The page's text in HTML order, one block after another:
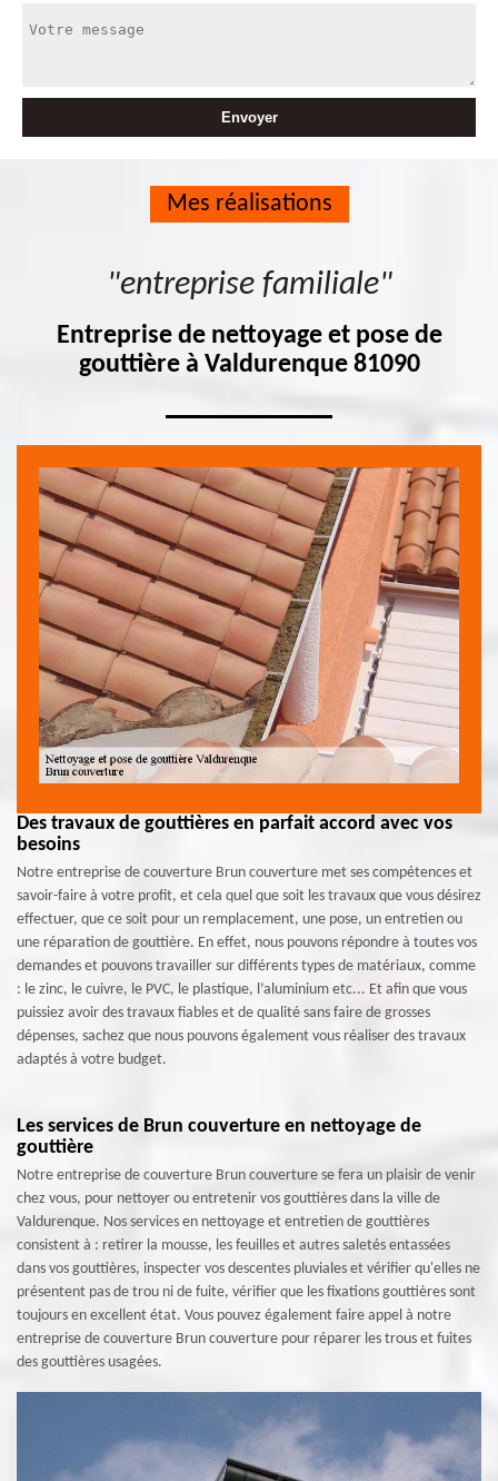
Mes réalisations
"entreprise familiale"
Entreprise de nettoyage et pose de
gouttière à Valdurenque 81090
Des travaux de gouttières en parfait accord avec vos
besoins
Notre entreprise de couverture Brun couverture met ses compétences et
savoir-faire à votre profit, et cela quel que soit les travaux que vous désirez
effectuer, que ce soit pour un remplacement, une pose, un entretien ou
une réparation de gouttière. En effet, nous pouvons répondre à toutes vos
demandes et pouvons travailler sur différents types de matériaux, comme
: le zinc, le cuivre, le PVC, le plastique, l’aluminium etc... Et afin que vous
puissiez avoir des travaux fiables et de qualité sans faire de grosses
dépenses, sachez que nous pouvons également vous réaliser des travaux
adaptés à votre budget.
Les services de Brun couverture en nettoyage de
gouttière
Notre entreprise de couverture Brun couverture se fera un plaisir de venir
chez vous, pour nettoyer ou entretenir vos gouttières dans la ville de
Valdurenque. Nos services en nettoyage et entretien de gouttières
consistent à : retirer la mousse, les feuilles et autres saletés entassées
dans vos gouttières, inspecter vos descentes pluviales et vérifier qu'elles ne
présentent pas de trou ni de fuite, vérifier que les fixations gouttières sont
toujours en excellent état. Vous pouvez également faire appel à notre
entreprise de couverture Brun couverture pour réparer les trous et fuites
des gouttières usagées.